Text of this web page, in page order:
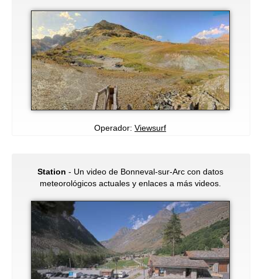
Operador: Viewsurf
Station - Un video de Bonneval-sur-Arc con datos
meteorológicos actuales y enlaces a más videos.